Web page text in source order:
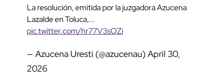
La resolución, emitida por la juzgadora Azucena
Lazalde en Toluca,...
pic.twitter.com/hr77V3sOZi
— Azucena Uresti (@azucenau) April 30,
2026